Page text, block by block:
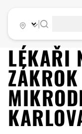
LÉKAŘI
ZÁKROK